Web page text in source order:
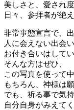
美しさと、愛され
日々、参拝者が絶
非常事態宣言で、
人に会えない出会い
お付き合いはして
そんな方はぜひ、
この写真を使って
もちろん、神様は
でも、祈る事で気
自分自身がみえて